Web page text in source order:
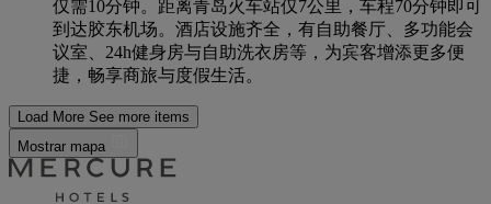
仅需10分钟。距离青岛火车站仅7公里，车程70分钟即可
到达胶东机场。酒店设施齐全，有自助餐厅、多功能会
议室、24h健身房与自助洗衣房等，为宾客增添更多便
捷，畅享商旅与度假生活。
Load More See more items
Mostrar mapa